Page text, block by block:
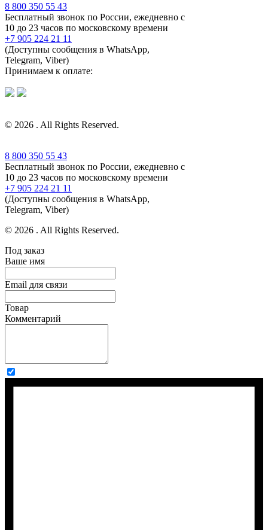
8 800 350 55 43
Бесплатный звонок по России, ежедневно с
10 до 23 часов по московскому времени
+7 905 224 21 11
(Доступны сообщения в WhatsApp,
Telegram, Viber)
Принимаем к оплате:
© 2026 . All Rights Reserved.
8 800 350 55 43
Бесплатный звонок по России, ежедневно с
10 до 23 часов по московскому времени
+7 905 224 21 11
(Доступны сообщения в WhatsApp,
Telegram, Viber)
© 2026 . All Rights Reserved.
Под заказ
Ваше имя
Email для связи
Товар
Комментарий